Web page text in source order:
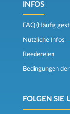
INFOS
FAQ (Häufig
Nützliche Infos
Reedereien
Bedingungen
FOLGEN SIE